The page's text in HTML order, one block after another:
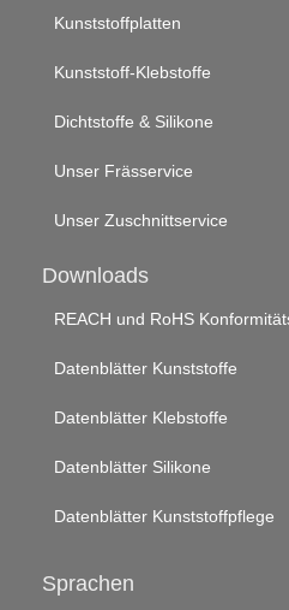
Kunststoffplatten
Kunststoff-Klebstoffe
Dichtstoffe & Silikone
Unser Frässervice
Unser Zuschnittservice
Downloads
REACH und RoHS
Datenblätter Kunststoffe
Datenblätter Klebstoffe
Datenblätter Silikone
Datenblätter Kunststoffpflege
Sprachen